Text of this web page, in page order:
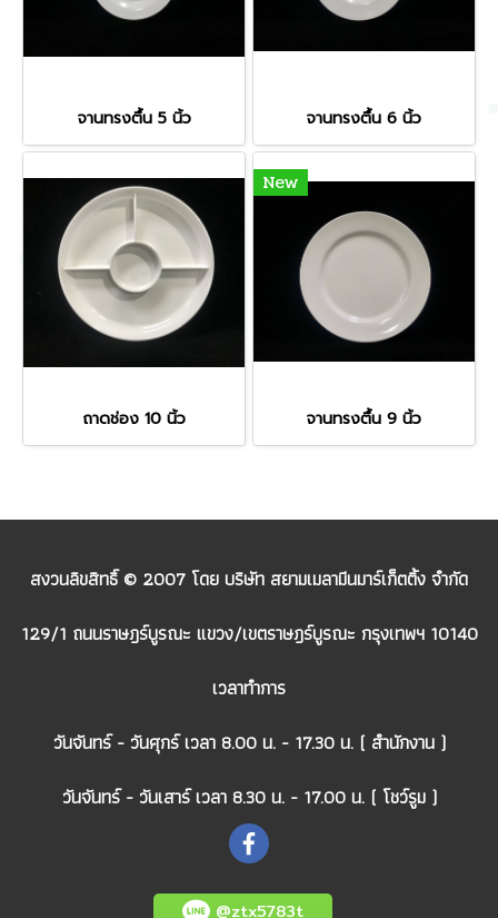
จานทรงตื้น 5 นิ้ว จานทรงตื้น 6 นิ้ว
ถาดช่อง 10 นิ้ว
New
จานทรงตื้น 9 นิ้ว
สงวนลิขสิทธิ์ © 2007 โดย บริษัท สยามเมลามีนมาร์เก็ตติ้ง จำกัด
129/1 ถนนราษฎร์บูรณะ แขวง/เขตราษฎร์บูรณะ กรุงเทพฯ 10140
เวลาทำการ
วันจันทร์ - วันศุกร์ เวลา 8.00 น. - 17.30 น. ( สำนักงาน )
วันจันทร์ - วันเสาร์ เวลา 8.30 น. - 17.00 น. ( โชว์รูม )
@ztx5783t